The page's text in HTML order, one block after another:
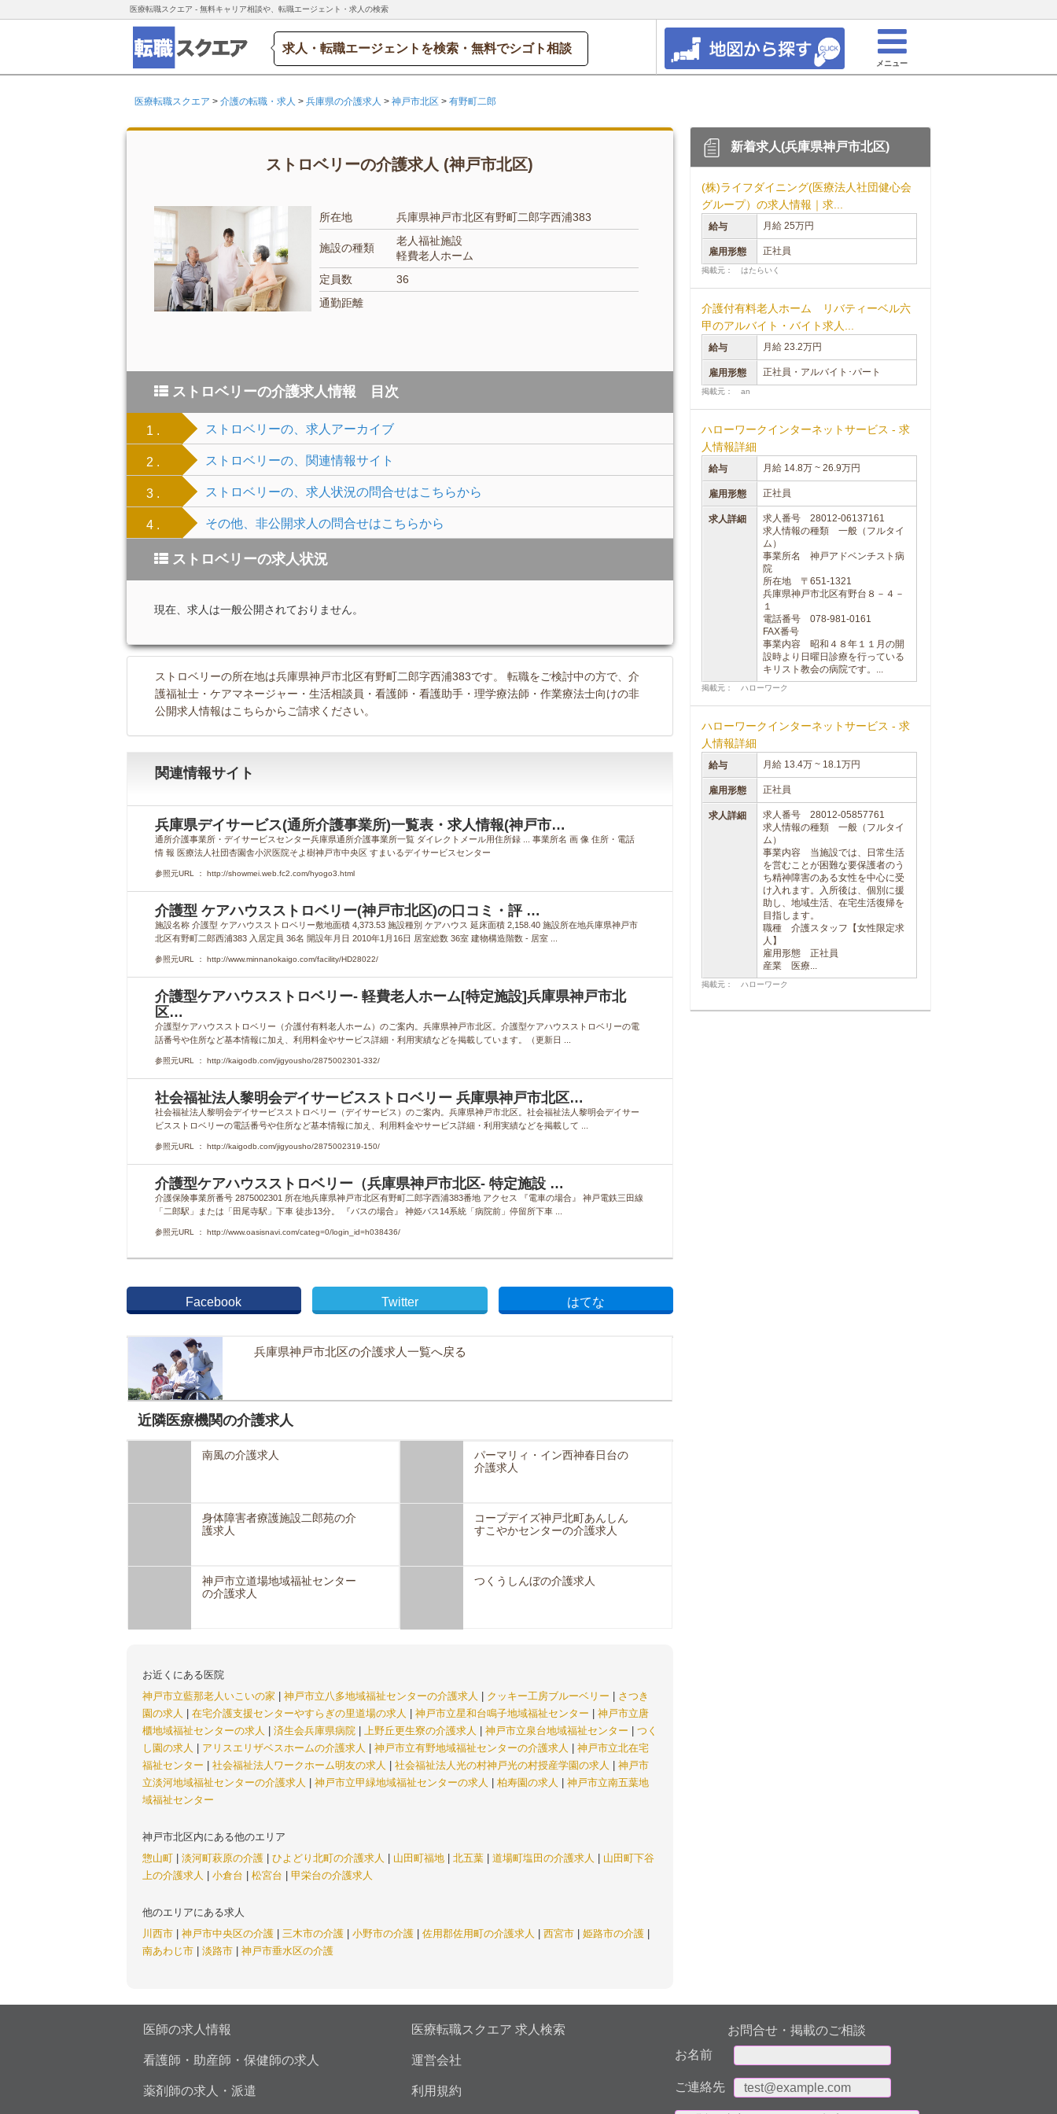
医療転職スクエア - 無料キャリア相談や、転職エージェント・求人の検索
求人・転職エージェントを検索・無料でシゴト相談
メニュー
医療転職スクエア > 介護の転職・求人 > 兵庫県の介護求人 > 神戸市北区 > 有野町二郎
ストロベリーの介護求人 (神戸市北区)
所在地 兵庫県神戸市北区有野町二郎字西浦383
施設の種類
老人福祉施設
軽費老人ホーム
定員数
36
通勤距離
ストロベリーの介護求人情報 目次
1 . ストロベリーの、求人アーカイブ
2 . ストロベリーの、関連情報サイト
3 . ストロベリーの、求人状況の問合せはこちらから
4 . その他、非公開求人の問合せはこちらから
ストロベリーの求人状況
現在、求人は一般公開されておりません。
ストロベリーの所在地は兵庫県神戸市北区有野町二郎字西浦383です。 転職をご検討中の方で、介
護福祉士・ケアマネージャー・生活相談員・看護師・看護助手・理学療法師・作業療法士向けの非
公開求人情報はこちらからご請求ください。
関連情報サイト
兵庫県デイサービス(通所介護事業所)一覧表・求人情報(神戸市…
通所介護事業所・デイサービスセンター兵庫県通所介護事業所一覧 ダイレクトメール用住所録 ... 事業所名 画 像 住所・電話
情 報 医療法人社団杏園舎小沢医院そよ樹神戸市中央区 すまいるデイサービスセンター
参照元URL ： http://showmei.web.fc2.com/hyogo3.html
介護型 ケアハウスストロベリー(神戸市北区)の口コミ・評 …
施設名称 介護型 ケアハウスストロベリー敷地面積 4,373.53 施設種別 ケアハウス 延床面積 2,158.40 施設所在地兵庫県神戸市
北区有野町二郎西浦383 入居定員 36名 開設年月日 2010年1月16日 居室総数 36室 建物構造階数 ‐ 居室 ...
参照元URL ： http://www.minnanokaigo.com/facility/HD28022/
介護型ケアハウスストロベリー- 軽費老人ホーム[特定施設]兵庫県神戸市北
区…
介護型ケアハウスストロベリー（介護付有料老人ホーム）のご案内。兵庫県神戸市北区。介護型ケアハウスストロベリーの電
話番号や住所など基本情報に加え、利用料金やサービス詳細・利用実績などを掲載しています。（更新日 ...
参照元URL ： http://kaigodb.com/jigyousho/2875002301-332/
社会福祉法人黎明会デイサービスストロベリー 兵庫県神戸市北区…
社会福祉法人黎明会デイサービスストロベリー（デイサービス）のご案内。兵庫県神戸市北区。社会福祉法人黎明会デイサー
ビスストロベリーの電話番号や住所など基本情報に加え、利用料金やサービス詳細・利用実績などを掲載して ...
参照元URL ： http://kaigodb.com/jigyousho/2875002319-150/
介護型ケアハウスストロベリー（兵庫県神戸市北区- 特定施設 …
介護保険事業所番号 2875002301 所在地兵庫県神戸市北区有野町二郎字西浦383番地 アクセス 『電車の場合』 神戸電鉄三田線
「二郎駅」または「田尾寺駅」下車 徒歩13分。 『バスの場合』 神姫バス14系統「病院前」停留所下車 ...
参照元URL ： http://www.oasisnavi.com/categ=0/login_id=h038436/
Facebook Twitter はてな
兵庫県神戸市北区の介護求人一覧へ戻る
近隣医療機関の介護求人
南風の介護求人
パーマリィ・イン西神春日台の
介護求人
身体障害者療護施設二郎苑の介
護求人
コープデイズ神戸北町あんしん
すこやかセンターの介護求人
神戸市立道場地域福祉センター
の介護求人
つくうしんぼの介護求人
お近くにある医院
神戸市立藍那老人いこいの家
神戸市立八多地域福祉センターの介護求人 クッキー工房ブルーベリー
さつき
園の求人
在宅介護支援センターやすらぎの里道場の求人 神戸市立星和台鳴子地域福祉センター
神戸市立唐
櫃地域福祉センターの求人
済生会兵庫県病院 上野丘更生寮の介護求人 神戸市立泉台地域福祉センター
つく
し園の求人
アリスエリザベスホームの介護求人 神戸市立有野地域福祉センターの介護求人
神戸市立北在宅
福祉センター
社会福祉法人ワークホーム明友の求人 社会福祉法人光の村神戸光の村授産学園の求人
神戸市
立淡河地域福祉センターの介護求人
神戸市立甲緑地域福祉センターの求人 柏寿園の求人
神戸市立南五葉地
域福祉センター
神戸市北区内にある他のエリア
惣山町
淡河町萩原の介護 ひよどり北町の介護求人 山田町福地 北五葉 道場町塩田の介護求人
山田町下谷
上の介護求人
小倉台 松宮台 甲栄台の介護求人
他のエリアにある求人
川西市
神戸市中央区の介護 三木市の介護 小野市の介護 佐用郡佐用町の介護求人 西宮市 姫路市の介護
南あわじ市
淡路市 神戸市垂水区の介護
新着求人(兵庫県神戸市北区)
(株)ライフダイニング(医療法人社団健心会
グループ）の求人情報｜求...
給与 月給 25万円
雇用形態 正社員
掲載元： はたらいく
介護付有料老人ホーム リバティーベル六
甲のアルバイト・バイト求人...
給与 月給 23.2万円
雇用形態 正社員・アルバイト･パート
掲載元： an
ハローワークインターネットサービス - 求
人情報詳細
給与 月給 14.8万 ~ 26.9万円
雇用形態 正社員
求人詳細
求人番号 28012-06137161
求人情報の種類 一般（フルタイ
ム）
事業所名 神戸アドベンチスト病
院
所在地 〒651-1321
兵庫県神戸市北区有野台８－４－
１
電話番号 078-981-0161
FAX番号
事業内容 昭和４８年１１月の開
設時より日曜日診療を行っている
キリスト教会の病院です。...
掲載元： ハローワーク
ハローワークインターネットサービス - 求
人情報詳細
給与 月給 13.4万 ~ 18.1万円
雇用形態 正社員
求人詳細
求人番号 28012-05857761
求人情報の種類 一般（フルタイ
ム）
事業内容 当施設では、日常生活
を営むことが困難な要保護者のう
ち精神障害のある女性を中心に受
け入れます。入所後は、個別に援
助し、地域生活、在宅生活復帰を
目指します。
職種 介護スタッフ【女性限定求
人】
雇用形態 正社員
産業 医療...
掲載元： ハローワーク
医師の求人情報
看護師・助産師・保健師の求人
薬剤師の求人・派遣
医療転職スクエア 求人検索
運営会社
利用規約
お問合せ・掲載のご相談
お名前
ご連絡先